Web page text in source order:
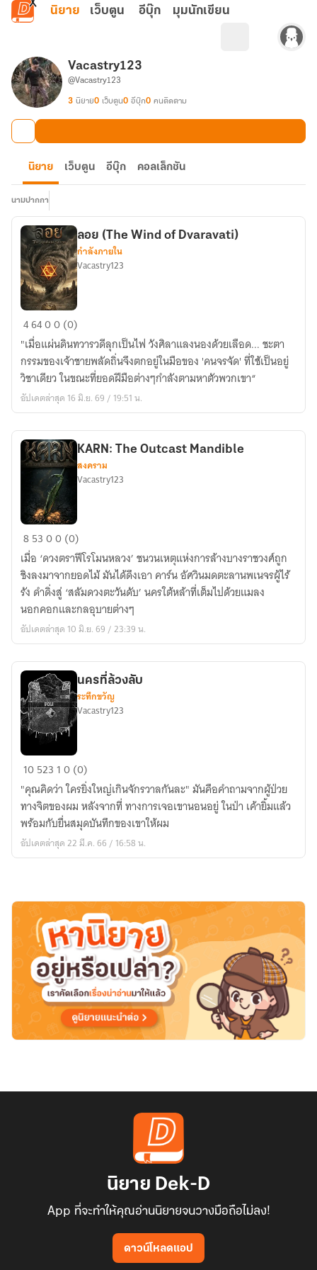
ข้ามไปยังเนื้อหาหลัก
นิยาย เว็บตูน อีบุ๊ก มุมนักเขียน
Vacastry123
@Vacastry123
3 นิยาย0 เว็บตูน0 อีบุ๊ก0 คนติดตาม
นิยาย เว็บตูน อีบุ๊ก คอลเล็กชัน
นามปากกา
ลอย
(The
Wind
of
Dvaravati)
ลอย (The Wind of Dvaravati)
กำลังภายใน
Vacastry123
46400 (0)
"เมื่อแผ่นดินทวารวดีลุกเป็นไฟ วังศิลาแลงนองด้วยเลือด... ชะตา
กรรมของเจ้าชายพลัดถิ่นจึงตกอยู่ในมือของ 'คนจรจัด' ที่ใช้เป็นอยู่
วิชาเดียว ในขณะที่ยอดฝีมือต่างๆกำลังตามหาตัวพวกเขา“
อัปเดตล่าสุด 16 มิ.ย. 69 / 19:51 น.
KARN:
The
Outcast
Mandible
KARN: The Outcast Mandible
สงคราม
Vacastry123
85300 (0)
เมื่อ ‘ดวงตราฟีโรโมนหลวง’ ชนวนเหตุแห่งการล้างบางราชวงศ์ถูก
ชิงลงมาจากยอดไม้ มันได้ดึงเอา คาร์น อัศวินมดตะลานพเนจรผู้ไร้
รัง ดำดิ่งสู่ ‘สลัมดวงตะวันดับ’ นครใต้หล้าที่เต็มไปด้วยแมลง
นอกคอกและกลอุบายต่างๆ
อัปเดตล่าสุด 10 มิ.ย. 69 / 23:39 น.
นคร
ล้วง
ลับ
นครที่ล้วงลับ
ระทึกขวัญ
Vacastry123
10523 10 (0)
"คุณคิดว่า ใครยิ่งใหญ่เกินจักรวาลกันละ" มันคือคำถามจากผู้ป่วย
ทางจิตของผม หลังจากที่ ทางการเจอเขานอนอยู่ ในป่า เค้ายิ้มแล้ว
พร้อมกับยื่นสมุดบันทึกของเขาให้ผม
อัปเดตล่าสุด 22 มี.ค. 66 / 16:58 น.
นิยาย Dek-D
App ที่จะทำให้คุณอ่านนิยายจนวางมือถือไม่ลง!
ดาวน์โหลดแอป